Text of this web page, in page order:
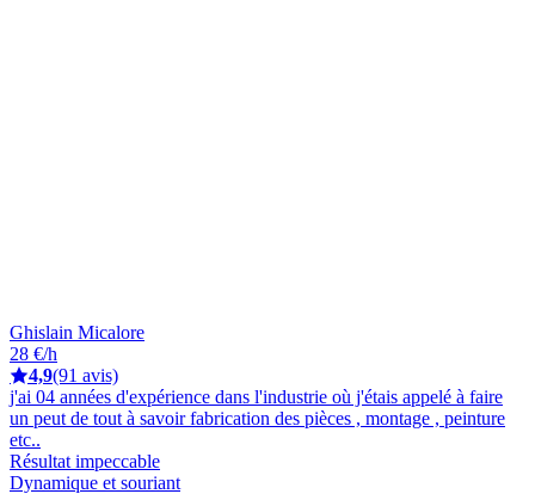
Ghislain Micalore
28 €/h
4,9(91 avis)
j'ai 04 années d'expérience dans l'industrie où j'étais appelé à faire
un peut de tout à savoir fabrication des pièces , montage , peinture
etc..
Résultat impeccable
Dynamique et souriant